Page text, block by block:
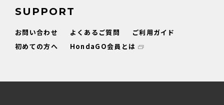
SUPPORT
お問い合わせ よくあるご質問
ご利用ガイド
初めての方へ
HondaGO会員とは